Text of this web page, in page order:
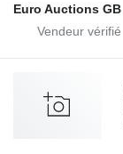
Euro Auctions GB